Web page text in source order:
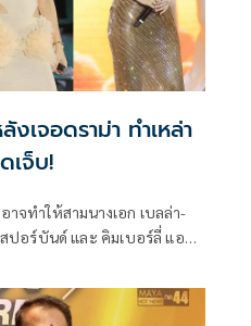
เจอดราม่า ทำเหล่า
เจ็บ!
าจทำให้สามนางเอก เบลล่า-
ปอร์บันด์ และ คิมเบอร์ลี่ แอน
ขึ้นสูงเพราะกลัวจะไม่ทันคิวที่
โปรงยาว ทำให้หลายคนไม่